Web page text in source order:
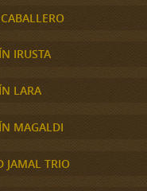
IRUSTA
LARA
MAGALDI
JAMAL TRIO